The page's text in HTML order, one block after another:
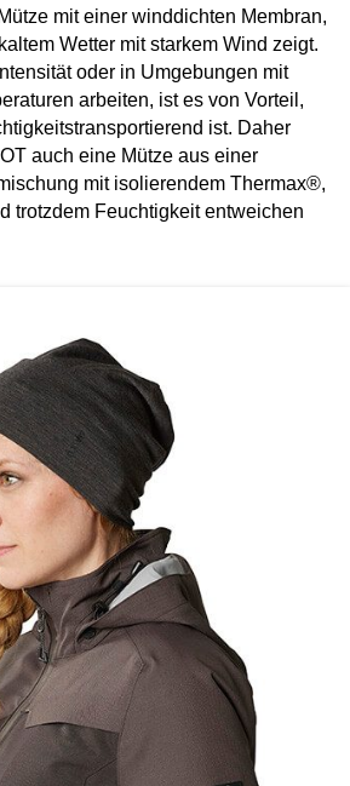
mit einer winddichten Membran,
Wetter mit starkem Wind zeigt.
oder in Umgebungen mit
arbeiten, ist es von Vorteil,
ist. Daher
auch eine Mütze aus einer
mit isolierendem Thermax®,
trotzdem Feuchtigkeit entweichen